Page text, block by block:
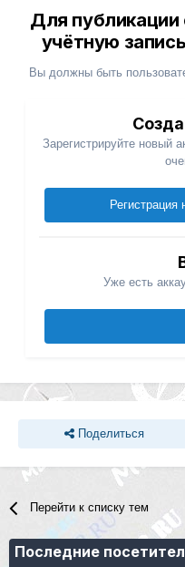
Для
учётную
Вы должны быть
Зарегистрируйте новый
Регистрация
Уже есть
Поделиться
Перейти к списку тем
Последние